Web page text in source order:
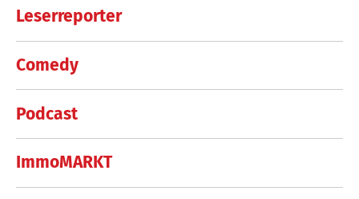
Leserreporter
Comedy
Podcast
ImmoMARKT